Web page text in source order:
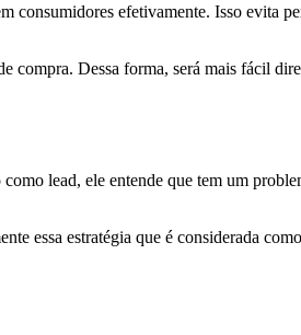
efetivamente. Isso evita
compra. Dessa forma, será mais fácil
lead, ele entende que tem um
essa estratégia que é considerada